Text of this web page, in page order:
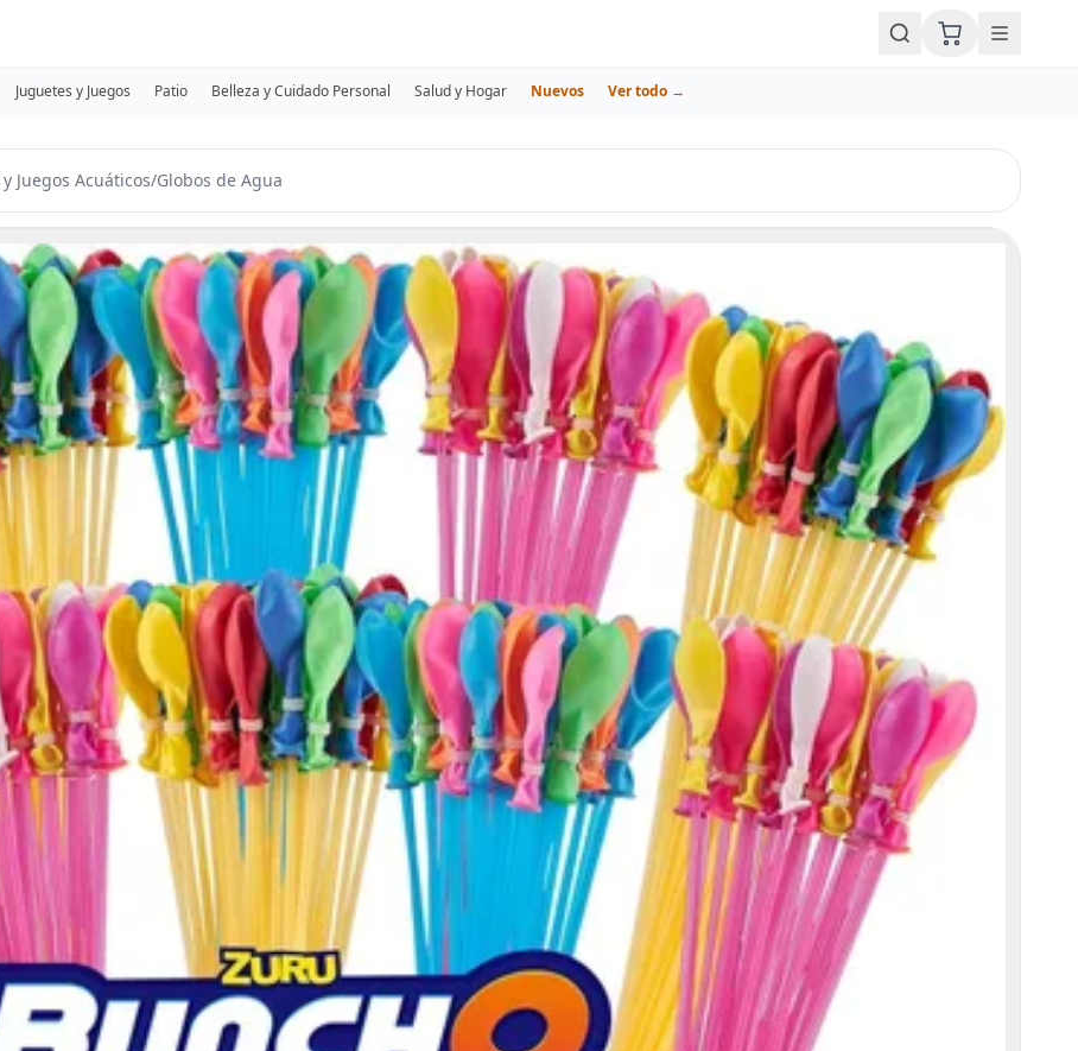
Juguetes y Juegos Patio Belleza y Cuidado Personal Salud y Hogar Nuevos Ver todo →
Juegos Acuáticos/Globos de Agua